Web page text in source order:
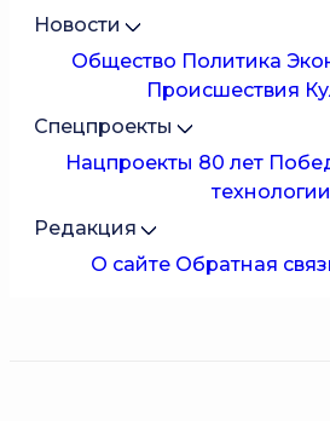
Новости
Общество Политика
Происшествия
Спецпроекты
Нацпроекты 80 лет
технологии
Редакция
О сайте Обратная